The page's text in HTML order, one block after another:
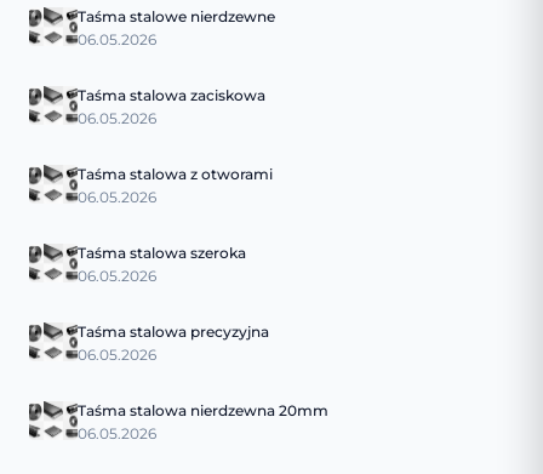
Taśma stalowe nierdzewne
06.05.2026
Taśma stalowa zaciskowa
06.05.2026
Taśma stalowa z otworami
06.05.2026
Taśma stalowa szeroka
06.05.2026
Taśma stalowa precyzyjna
06.05.2026
Taśma stalowa nierdzewna 20mm
06.05.2026